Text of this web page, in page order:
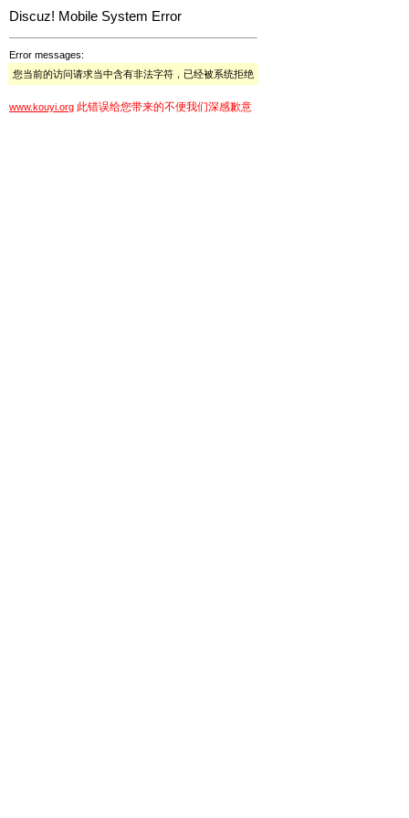
Discuz! Mobile System Error
Error messages:
您当前的访问请求当中含有非法字符，已经被系统拒绝
www.kouyi.org 此错误给您带来的不便我们深感歉意